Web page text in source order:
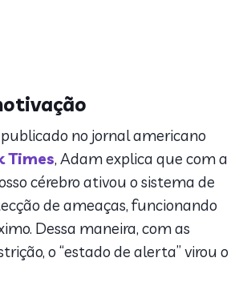
no jornal americano
Times, Adam explica que com a
cérebro ativou o sistema de
de ameaças, funcionando
Dessa maneira, com as
o “estado de alerta” virou o